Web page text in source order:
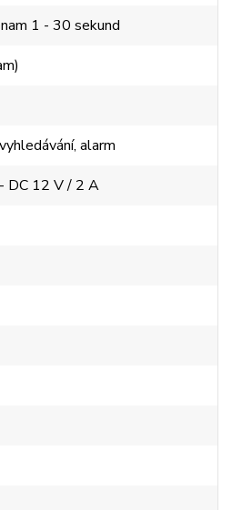
1 - 30 sekund
alarm
DC 12 V / 2 A